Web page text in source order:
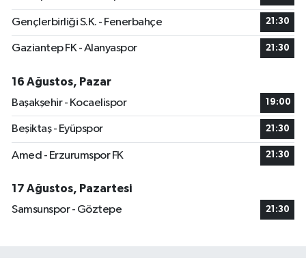
Gençlerbirliği S.K. - Fenerbahçe 21:30
Gaziantep FK - Alanyaspor 21:30
16 Ağustos, Pazar
Başakşehir - Kocaelispor
19:00
Beşiktaş - Eyüpspor 21:30
Amed - Erzurumspor FK 21:30
17 Ağustos, Pazartesi
Samsunspor - Göztepe
21:30